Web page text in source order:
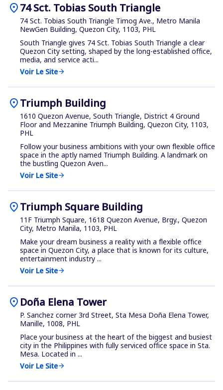
location_on74 Sct. Tobias South Triangle
74 Sct. Tobias South Triangle Timog Ave., Metro Manila
NewGen Building, Quezon City, 1103, PHL
South Triangle gives 74 Sct. Tobias South Triangle a clear
Quezon City setting, shaped by the long-established office,
media, and service acti...
Voir Le Sitearrow_forward
location_onTriumph Building
1610 Quezon Avenue, South Triangle, District 4 Ground
Floor and Mezzanine Triumph Building, Quezon City, 1103,
PHL
Follow your business ambitions with your own flexible office
space in the aptly named Triumph Building. A landmark on
the bustling Quezon Aven...
Voir Le Sitearrow_forward
location_onTriumph Square Building
11F Triumph Square, 1618 Quezon Avenue, Brgy., Quezon
City, Metro Manila, 1103, PHL
Make your dream business a reality with a flexible office
space in Quezon City, a place that is known for its culture,
entertainment industry ...
Voir Le Sitearrow_forward
location_on Doña Elena Tower
P. Sanchez corner 3rd Street, Sta Mesa Doña Elena Tower,
Manille, 1008, PHL
Place your business at the heart of the biggest and busiest
city in the Philippines with fully serviced office space in Sta.
Mesa. Located in ...
Voir Le Sitearrow_forward